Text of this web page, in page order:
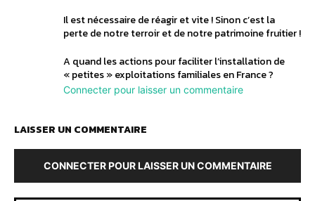
Il est nécessaire de réagir et vite ! Sinon c’est la
perte de notre terroir et de notre patrimoine fruitier !
A quand les actions pour faciliter l’installation de
« petites » exploitations familiales en France ?
Connecter pour laisser un commentaire
LAISSER UN COMMENTAIRE
CONNECTER POUR LAISSER UN COMMENTAIRE